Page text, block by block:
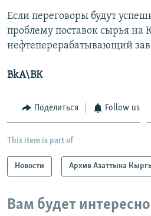
Если переговоры будут
проблему поставок сырья на
нефтеперерабатывающий
BkA\ВК
Поделиться Follow us
This item is part of
Новости Архив Азаттыка
Вам будет интересно